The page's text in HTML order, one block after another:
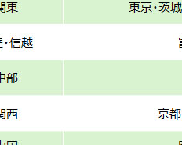
FOX MODELS）